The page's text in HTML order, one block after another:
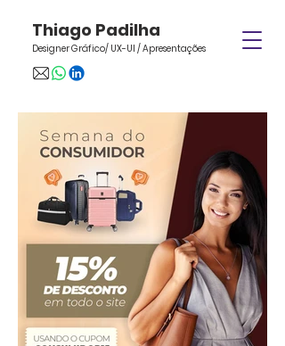
Thiago Padilha
Designer Gráfico/ UX-UI / Apresentações